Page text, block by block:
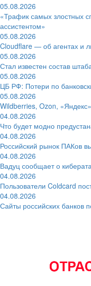
05.08.2026
«Трафик самых злостных
ассистентом»
05.08.2026
Cloudflare — об агентах и
05.08.2026
Стал известен состав
05.08.2026
ЦБ РФ: Потери по
05.08.2026
Wildberries, Ozon,
04.08.2026
Что будет модно
04.08.2026
Российский рынок ПАКов
04.08.2026
Вадуц сообщает о
04.08.2026
Пользователи Coldcard
04.08.2026
Сайты российских банков